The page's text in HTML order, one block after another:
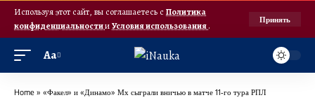
Используя этот сайт, вы соглашаетесь с Политика
конфиденциальностииУсловия использования.
Принять
Аа
Home » «Факел» и «Динамо» Мх сыграли вничью в матче 11‑го тура РПЛ